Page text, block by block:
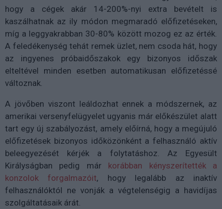
hogy a cégek akár 14-200%-nyi extra bevételt is
kaszálhatnak az ily módon megmaradó előfizetéseken,
míg a leggyakrabban 30-80% között mozog ez az érték.
A feledékenység tehát remek üzlet, nem csoda hát, hogy
az ingyenes próbaidőszakok egy bizonyos időszak
elteltével minden esetben automatikusan előfizetéssé
változnak.
A jövőben viszont leáldozhat ennek a módszernek, az
amerikai versenyfelügyelet ugyanis már előkészület alatt
tart egy új szabályozást, amely előírná, hogy a megújuló
előfizetések bizonyos időközönként a felhasználó aktív
beleegyezését kérjék a folytatáshoz. Az Egyesült
Királyságban pedig már korábban kényszerítették a
konzolok forgalmazóit, hogy legalább az inaktív
felhasználóktól ne vonják a végtelenségig a havidíjas
szolgáltatásaik árát.